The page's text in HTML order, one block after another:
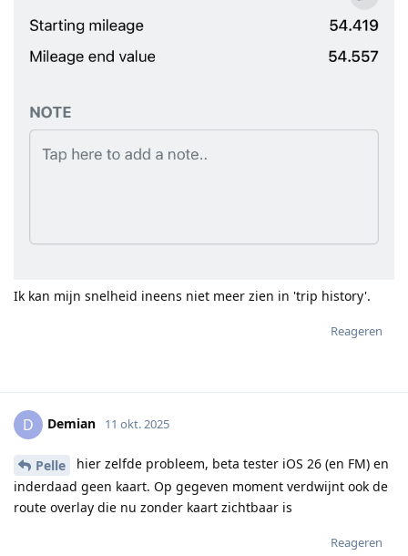
Ik kan mijn snelheid ineens niet meer zien in 'trip history'.
Reageren
D Demian 11 okt. 2025
Pelle
hier zelfde probleem, beta tester iOS 26 (en FM) en
inderdaad geen kaart. Op gegeven moment verdwijnt ook de
route overlay die nu zonder kaart zichtbaar is
Reageren